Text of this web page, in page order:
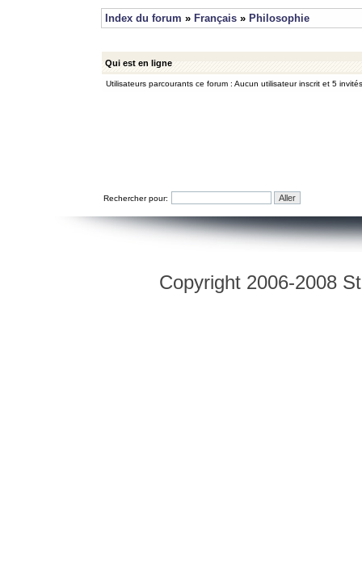
Index du forum » Français » Philosophie
Qui est en ligne
Utilisateurs parcourants ce forum : Aucun utilisateur inscrit et 5 invités
Rechercher pour:
Copyright 2006-2008